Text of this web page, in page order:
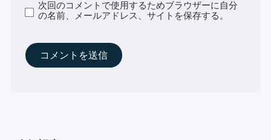
次回のコメントで使用するためブラウザーに自分
の名前、メールアドレス、サイトを保存する。